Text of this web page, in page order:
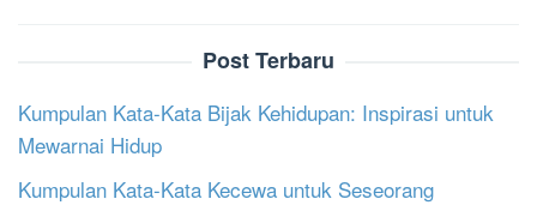
Post Terbaru
Kumpulan Kata-Kata Bijak Kehidupan: Inspirasi untuk
Mewarnai Hidup
Kumpulan Kata-Kata Kecewa untuk Seseorang